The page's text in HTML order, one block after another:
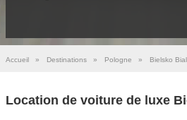
Accueil » Destinations » Pologne » Bielsko
Location de voiture de luxe